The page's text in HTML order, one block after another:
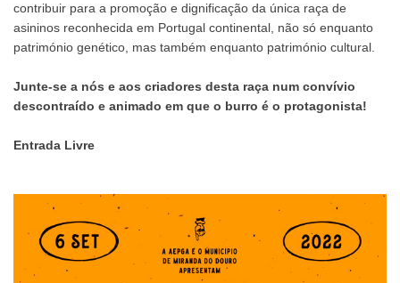
contribuir para a promoção e dignificação da única raça de
asininos reconhecida em Portugal continental, não só enquanto
património genético, mas também enquanto património cultural.
Junte-se a nós e aos criadores desta raça num convívio
descontraído e animado em que o burro é o protagonista!
Entrada Livre